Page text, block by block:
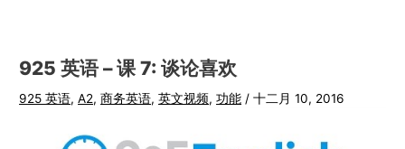
925 英语 – 课 7: 谈论喜欢
925 英语,A2,商务英语,英文视频,功能 /十二月 10, 2016